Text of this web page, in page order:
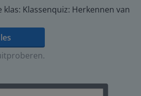
klas: Klassenquiz: Herkennen van